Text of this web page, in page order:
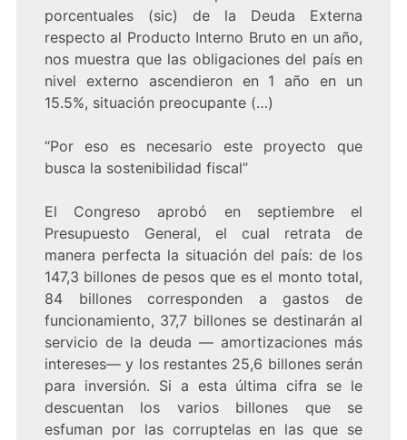
porcentuales (sic) de la Deuda Externa
respecto al Producto Interno Bruto en un año,
nos muestra que las obligaciones del país en
nivel externo ascendieron en 1 año en un
15.5%, situación preocupante (…)
“Por eso es necesario este proyecto que
busca la sostenibilidad fiscal”
El Congreso aprobó en septiembre el
Presupuesto General, el cual retrata de
manera perfecta la situación del país: de los
147,3 billones de pesos que es el monto total,
84 billones corresponden a gastos de
funcionamiento, 37,7 billones se destinarán al
servicio de la deuda — amortizaciones más
intereses— y los restantes 25,6 billones serán
para inversión. Si a esta última cifra se le
descuentan los varios billones que se
esfuman por las corruptelas en las que se